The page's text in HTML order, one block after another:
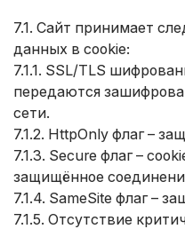
7.1. Сайт принимает
данных в cookie:
7.1.1. SSL/TLS
передаются
сети.
7.1.2. HttpOnly флаг –
7.1.3. Secure флаг –
защищённое
7.1.4. SameSite флаг –
7.1.5. Отсутствие